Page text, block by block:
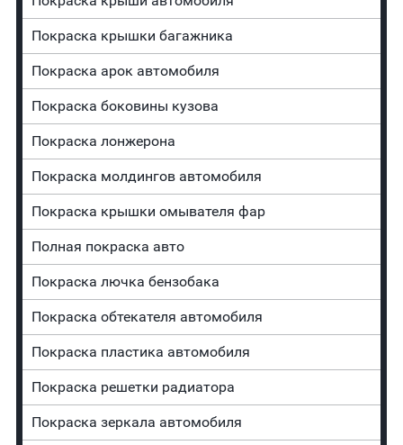
Покраска крышки багажника
Покраска арок автомобиля
Покраска боковины кузова
Покраска лонжерона
Покраска молдингов автомобиля
Покраска крышки омывателя фар
Полная покраска авто
Покраска лючка бензобака
Покраска обтекателя автомобиля
Покраска пластика автомобиля
Покраска решетки радиатора
Покраска зеркала автомобиля